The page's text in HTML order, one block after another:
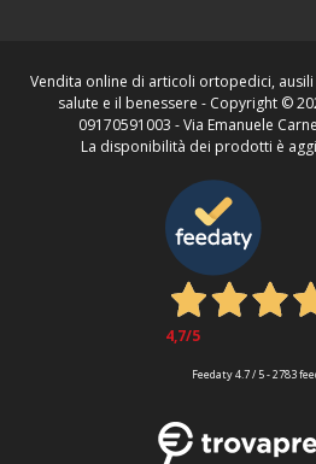
Vendita online di articoli ortopedici,
salute e il benessere - Copyright ©
09170591003 - Via Emanuele
La disponibilità dei prodotti è
4,7/5
Feedaty4.7/ 5-2783